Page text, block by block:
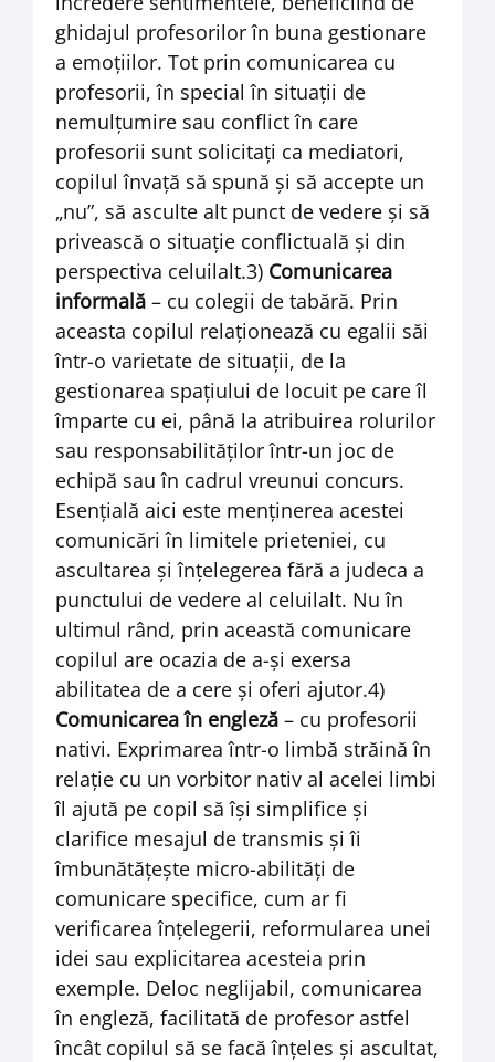
ghidajul profesorilor în buna gestionare
a emoţiilor. Tot prin comunicarea cu
profesorii, în special în situaţii de
nemulţumire sau conflict în care
profesorii sunt solicitaţi ca mediatori,
copilul învaţă să spună şi să accepte un
„nu”, să asculte alt punct de vedere şi să
privească o situaţie conflictuală şi din
perspectiva celuilalt.3) Comunicarea
informală – cu colegii de tabără. Prin
aceasta copilul relaţionează cu egalii săi
într-o varietate de situaţii, de la
gestionarea spaţiului de locuit pe care îl
împarte cu ei, până la atribuirea rolurilor
sau responsabilităţilor într-un joc de
echipă sau în cadrul vreunui concurs.
Esenţială aici este menţinerea acestei
comunicări în limitele prieteniei, cu
ascultarea şi înţelegerea fără a judeca a
punctului de vedere al celuilalt. Nu în
ultimul rând, prin această comunicare
copilul are ocazia de a-şi exersa
abilitatea de a cere şi oferi ajutor.4)
Comunicarea în engleză – cu profesorii
nativi. Exprimarea într-o limbă străină în
relaţie cu un vorbitor nativ al acelei limbi
îl ajută pe copil să îşi simplifice şi
clarifice mesajul de transmis şi îi
îmbunătăţeşte micro-abilităţi de
comunicare specifice, cum ar fi
verificarea înţelegerii, reformularea unei
idei sau explicitarea acesteia prin
exemple. Deloc neglijabil, comunicarea
în engleză, facilitată de profesor astfel
încât copilul să se facă înţeles şi ascultat,